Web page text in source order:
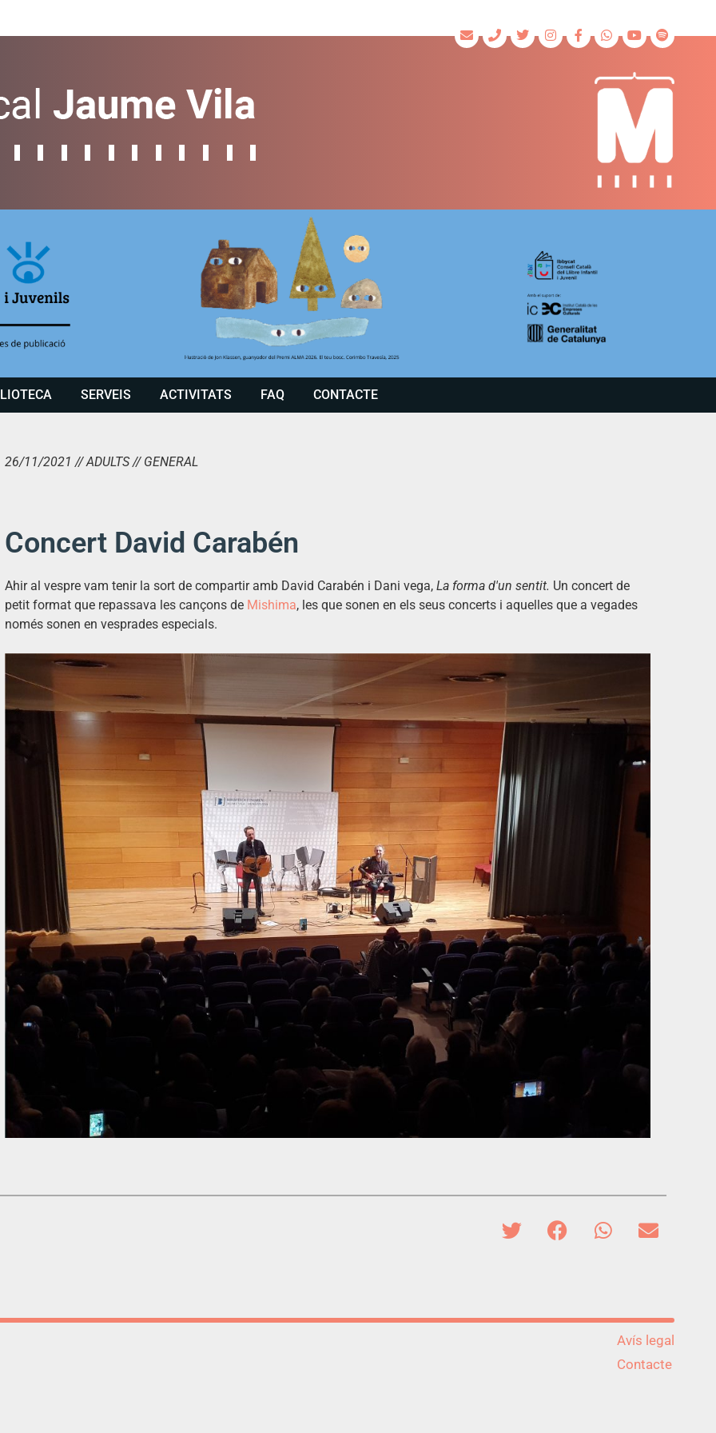
SERVEIS ACTIVITATS FAQ CONTACTE
26/11/2021 // ADULTS // GENERAL
Concert David Carabén
Ahir al vespre vam tenir la sort de compartir amb David Carabén i Dani vega, La forma d'un sentit. Un concert de
petit format que repassava les cançons de Mishima, les que sonen en els seus concerts i aquelles que a vegades
només sonen en vesprades especials.
Avís legal
Contacte